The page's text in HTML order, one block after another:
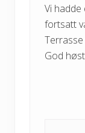
Vi
fortsatt
God